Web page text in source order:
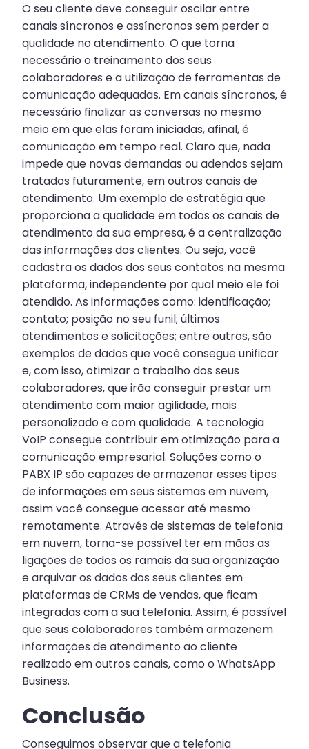
O seu cliente deve conseguir oscilar entre
canais síncronos e assíncronos sem perder a
qualidade no atendimento. O que torna
necessário o treinamento dos seus
colaboradores e a utilização de ferramentas de
comunicação adequadas. Em canais síncronos, é
necessário finalizar as conversas no mesmo
meio em que elas foram iniciadas, afinal, é
comunicação em tempo real. Claro que, nada
impede que novas demandas ou adendos sejam
tratados futuramente, em outros canais de
atendimento. Um exemplo de estratégia que
proporciona a qualidade em todos os canais de
atendimento da sua empresa, é a centralização
das informações dos clientes. Ou seja, você
cadastra os dados dos seus contatos na mesma
plataforma, independente por qual meio ele foi
atendido. As informações como: identificação;
contato; posição no seu funil; últimos
atendimentos e solicitações; entre outros, são
exemplos de dados que você consegue unificar
e, com isso, otimizar o trabalho dos seus
colaboradores, que irão conseguir prestar um
atendimento com maior agilidade, mais
personalizado e com qualidade. A tecnologia
VoIP consegue contribuir em otimização para a
comunicação empresarial. Soluções como o
PABX IP são capazes de armazenar esses tipos
de informações em seus sistemas em nuvem,
assim você consegue acessar até mesmo
remotamente. Através de sistemas de telefonia
em nuvem, torna-se possível ter em mãos as
ligações de todos os ramais da sua organização
e arquivar os dados dos seus clientes em
plataformas de CRMs de vendas, que ficam
integradas com a sua telefonia. Assim, é possível
que seus colaboradores também armazenem
informações de atendimento ao cliente
realizado em outros canais, como o WhatsApp
Business.
Conclusão
Conseguimos observar que a telefonia